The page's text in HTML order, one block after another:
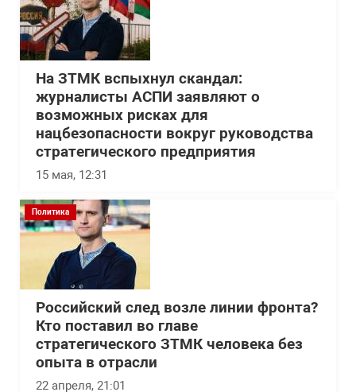
На ЗТМК вспыхнул скандал:
журналисты АСПИ заявляют о
возможных рисках для
нацбезопасности вокруг руководства
стратегического предприятия
15 мая, 12:31
Политика
Российский след возле линии фронта?
Кто поставил во главе
стратегического ЗТМК человека без
опыта в отрасли
22 апреля, 21:01